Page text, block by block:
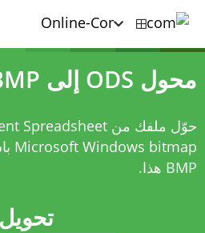
محول ODS إلى BMP
Microsoft Windows bitmap باستخدام
BMPهذا.
تحويل